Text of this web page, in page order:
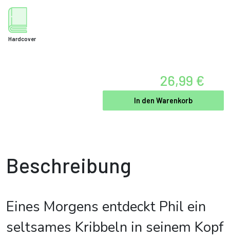
Hardcover
26,99 €
In den Warenkorb
Beschreibung
Eines Morgens entdeckt Phil ein
seltsames Kribbeln in seinem Kopf